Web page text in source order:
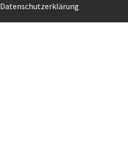
Datenschutzerklärung